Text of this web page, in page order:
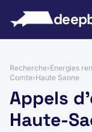
Recherche›Énergies
Comte›Haute Saone
Appels
Haute-